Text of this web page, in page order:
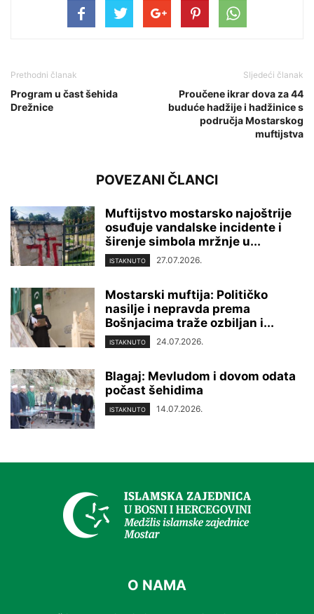
Prethodni članak
Program u čast šehida
Drežnice
Sljedeći članak
Proučene ikrar dova za 44
buduće hadžije i hadžinice s
područja Mostarskog
muftijstva
POVEZANI ČLANCI
Muftijstvo mostarsko najoštrije
osuđuje vandalske incidente i
širenje simbola mržnje u...
ISTAKNUTO 27.07.2026.
Mostarski muftija: Političko
nasilje i nepravda prema
Bošnjacima traže ozbiljan i...
ISTAKNUTO 24.07.2026.
Blagaj: Mevludom i dovom odata
počast šehidima
ISTAKNUTO 14.07.2026.
O NAMA